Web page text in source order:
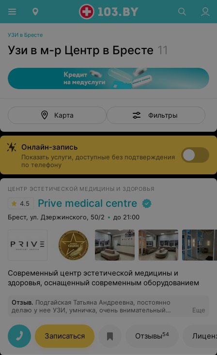
УЗИ в Бресте
Узи в м-р Центр в Бресте 11
Карта Фильтры
Онлайн-запись
Показать услуги, доступные без подтверждения
по телефону
ЦЕНТР ЭСТЕТИЧЕСКОЙ МЕДИЦИНЫ И ЗДОРОВЬЯ
4.5 Prive medical centre
Брест, ул. Дзержинского, 50/2 до 21:00
Современный центр эстетической медицины и
здоровья, оснащенный современным оборудованием
Отзыв. Подгайская Татьяна Андреевна, постоянно
делаю у нее УЗИ, умничка, очень внимательный
Еще
Записаться Отзывы54